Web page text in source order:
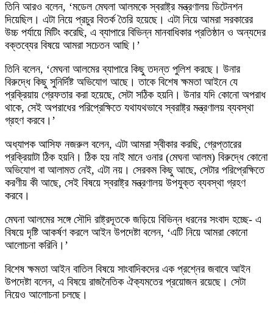
তিনি আরও বলেন, ‘মডেল মেঘলা আলমকে স্বরাষ্ট্র মন্ত্রণালয় ডিটেনশন
দিয়েছিল। এটা নিয়ে প্রচুর বিতর্ক তৈরি হয়েছে। এটা নিয়ে আমরা সরকারের
উচ্চ পর্যায়ে মিটিং করেছি, এ ব্যাপারে বিভিন্ন মানবাধিকার প্রতিষ্ঠান ও অন্যদের
বক্তব্যের বিষয়ে আমরা সচেতন আছি।’
তিনি বলেন, ‘মেঘনা আলমের ব্যাপারে কিছু তদন্ত পুলিশ করছে। উনার
বিরুদ্ধে কিছু সুনির্দিষ্ট অভিযোগ আছে। তাকে বিশেষ ক্ষমতা আইনে যে
প্রক্রিয়ায় গ্রেফতার করা হয়েছে, সেটা সঠিক হয়নি। উনার যদি কোনো অপরাধ
থাকে, সেই অপরাধের পরিপ্রেক্ষিতে যথাযথভাবে স্বরাষ্ট্র মন্ত্রণালয় ব্যবস্থা
গ্রহণ করবে।’
অধ্যাপক আসিফ নজরুল বলেন, এটা আমরা স্বীকার করছি, গ্রেপ্তারের
প্রক্রিয়াটা ঠিক হয়নি। ঠিক হয় নাই মানে ওনার (মেঘনা আলম) বিরুদ্ধে কোনো
অভিযোগ বা আলামত নেই, এটা নয়। সেরকম কিছু আছে, সেটার পরিপ্রেক্ষিতে
করণীয় কী আছে, সেই বিষয়ে স্বরাষ্ট্র মন্ত্রণালয় উপযুক্ত ব্যবস্থা গ্রহণ
করবে।
মেঘনা আলমের সঙ্গে সৌদি রাষ্ট্রদূতকে জড়িয়ে বিভিন্ন ধরনের সংবাদ হচ্ছে- এ
বিষয়ে দৃষ্টি আকর্ষণ করলে আইন উপদেষ্টা বলেন, ‘এটি নিয়ে আমরা কোনো
আলোচনা করিনি।’
বিশেষ ক্ষমতা আইন বাতিল বিষয়ে সাংবাদিকদের এক প্রশ্নের জবাবে আইন
উপদেষ্টা বলেন, এ বিষয়ে রাজনৈতিক ঐক্যমতের প্রয়োজন রয়েছে। সেটা
নিয়েও আলোচনা চলছে।